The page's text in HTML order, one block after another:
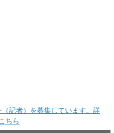
記者）を募集しています。詳
ちら